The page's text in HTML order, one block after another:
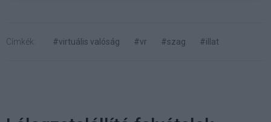
Címkék: #virtuális valóság #vr #szag #illat